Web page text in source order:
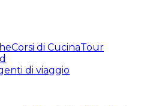
Corsi di CucinaTour
di viaggio